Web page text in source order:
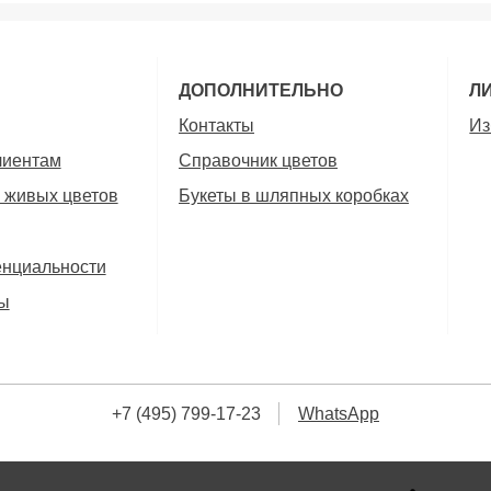
цветов
ДОПОЛНИТЕЛЬНО
Контакты
Справочник цветов
Букеты в шляпных коробках
+7 (495) 799-17-23 WhatsApp